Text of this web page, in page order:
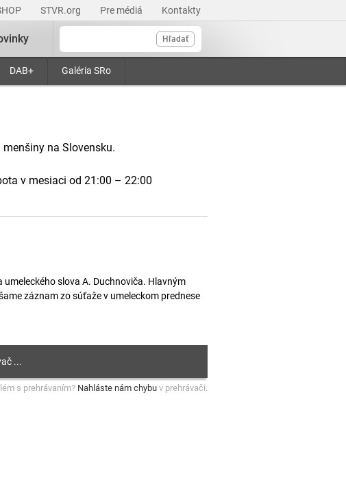
STVR.org Pre médiá Kontakty
Hľadať
DAB+ Galéria SRo
na Slovensku.
v mesiaci od 21:00 – 22:00
slova A. Duchnoviča. Hlavným
záznam zo súťaže v umeleckom prednese
s prehrávaním? Nahláste nám chybu v prehrávači.